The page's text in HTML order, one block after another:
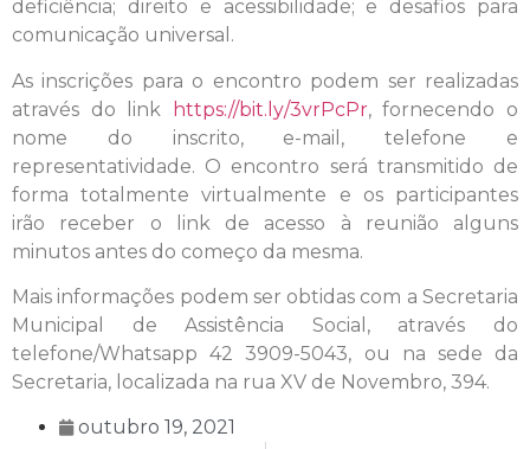
deficiência; direito e acessibilidade; e desafios para
comunicação universal.
As inscrições para o encontro podem ser realizadas
através do link
https://bit.ly/3vrPcPr, fornecendo o
nome do inscrito, e-mail, telefone e
representatividade. O encontro será transmitido de
forma totalmente virtualmente e os participantes
irão receber o link de acesso à reunião alguns
minutos antes do começo da mesma.
Mais informações podem ser obtidas com a Secretaria
Municipal de Assistência Social, através do
telefone/Whatsapp 42 3909-5043, ou na sede da
Secretaria, localizada na rua XV de Novembro, 394.
outubro 19, 2021